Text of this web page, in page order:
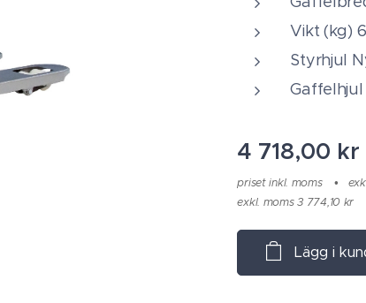
Vikt (kg)
Styrhjul
4 718,00 kr
priset inkl. moms
exkl. moms 3 774,10 kr
Lägg i